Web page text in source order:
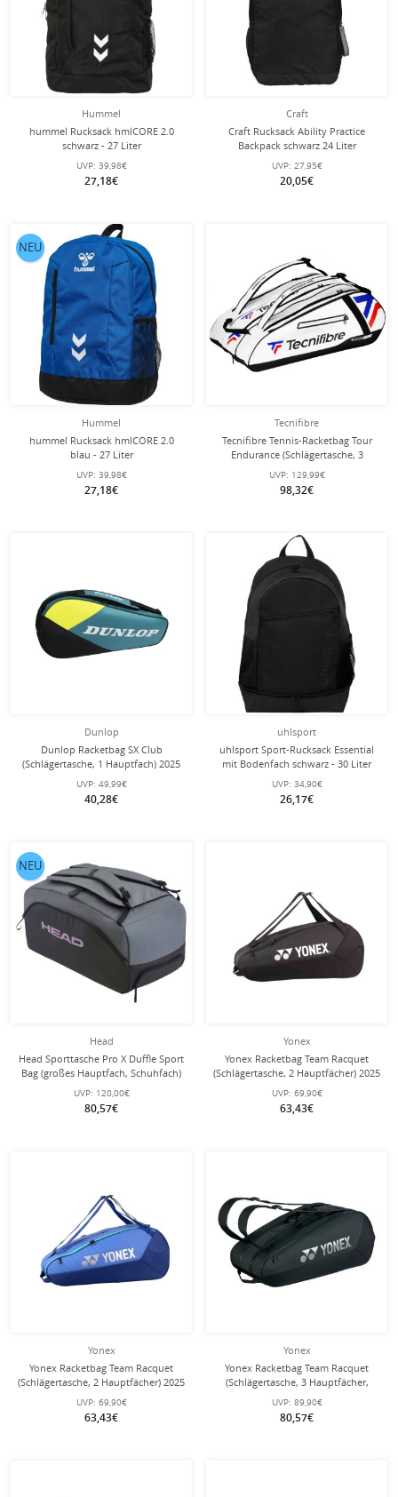
Hummel
hummel Rucksack hmlCORE 2.0
schwarz - 27 Liter
UVP: 39,98€
27,18€
Craft
Craft Rucksack Ability Practice
Backpack schwarz 24 Liter
UVP: 27,95€
20,05€
Hummel
hummel Rucksack hmlCORE 2.0
blau - 27 Liter
UVP: 39,98€
27,18€
NEU
Tecnifibre
Tecnifibre Tennis-Racketbag Tour
Endurance (Schlägertasche, 3
Hauptfächer, Schuhfach) 2025 weiss
15er
UVP: 129,99€
98,32€
Dunlop
Dunlop Racketbag SX Club
(Schlägertasche, 1 Hauptfach) 2025
blaugrün/gelb 3er
UVP: 49,99€
40,28€
uhlsport
uhlsport Sport-Rucksack Essential
mit Bodenfach schwarz - 30 Liter
UVP: 34,90€
26,17€
Head
Head Sporttasche Pro X Duffle Sport
Bag (großes Hauptfach, Schuhfach)
2025 schwarz/dunkelgrau
UVP: 120,00€
80,57€
NEU
Yonex
Yonex Racketbag Team Racquet
(Schlägertasche, 2 Hauptfächer) 2025
schwarz 6er
UVP: 69,90€
63,43€
Yonex
Yonex Racketbag Team Racquet
(Schlägertasche, 2 Hauptfächer) 2025
blau 6er
UVP: 69,90€
63,43€
Yonex
Yonex Racketbag Team Racquet
(Schlägertasche, 3 Hauptfächer,
Schuhfach) 2025 schwarz 9er
UVP: 89,90€
80,57€